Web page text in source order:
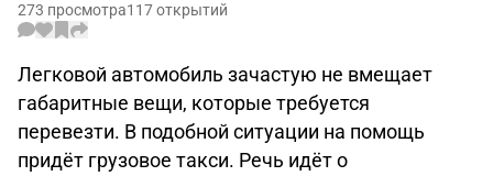
273 просмотра117 открытий
Легковой автомобиль зачастую не вмещает
габаритные вещи, которые требуется
перевезти. В подобной ситуации на помощь
придёт грузовое такси. Речь идёт о